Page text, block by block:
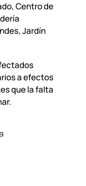
Centro de
Jardín
a efectos
que la falta